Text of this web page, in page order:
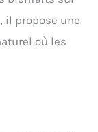
il propose une
où les